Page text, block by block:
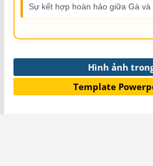
Sự kết hợp hoàn hảo giữa Gà và
Hình ảnh
Template